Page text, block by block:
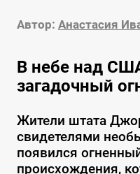
Автор: Анастасия
В небе над
загадочный
Жители штата
свидетелями
появился
происхождения,